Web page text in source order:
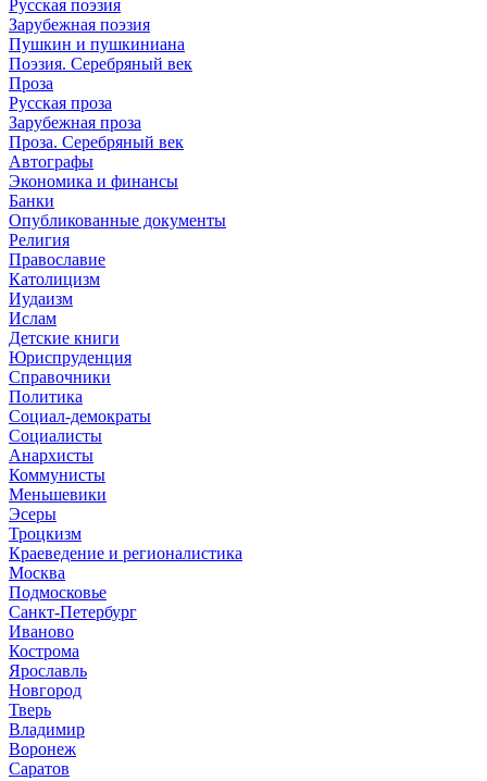
Русская поэзия
Зарубежная поэзия
Пушкин и пушкиниана
Поэзия. Серебряный век
Проза
Русская проза
Зарубежная проза
Проза. Серебряный век
Автографы
Экономика и финансы
Банки
Опубликованные документы
Религия
Православие
Католицизм
Иудаизм
Ислам
Детские книги
Юриспруденция
Справочники
Политика
Социал-демократы
Социалисты
Анархисты
Коммунисты
Меньшевики
Эсеры
Троцкизм
Краеведение и регионалистика
Москва
Подмосковье
Санкт-Петербург
Иваново
Кострома
Ярославль
Новгород
Тверь
Владимир
Воронеж
Саратов